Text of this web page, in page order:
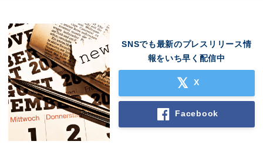
SNSでも最新のプレスリリース情
報をいち早く配信中
X
Facebook